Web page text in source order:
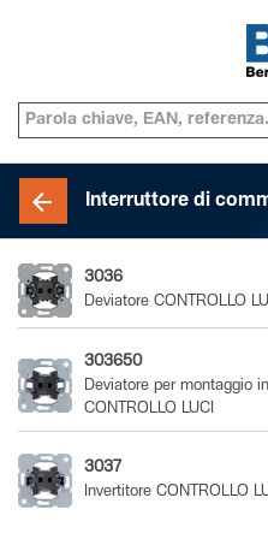
Interruttore di
3036
Deviatore CONTROLLO
303650
Deviatore per montaggio
CONTROLLO LUCI
3037
Invertitore CONTROLLO